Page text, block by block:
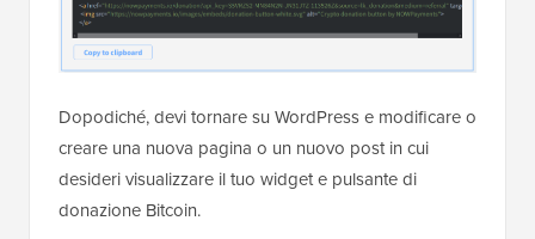
Dopodiché, devi tornare su WordPress e modificare o
creare una nuova pagina o un nuovo post in cui
desideri visualizzare il tuo widget e pulsante di
donazione Bitcoin.